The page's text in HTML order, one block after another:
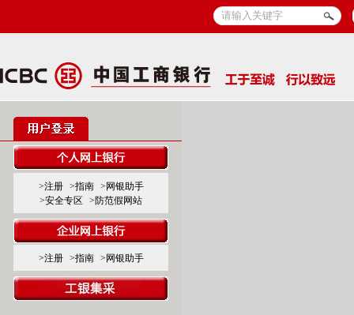
>注册 >指南
>网银助手
>安全专区
>防范假网站
>注册 >指南 >网银助手